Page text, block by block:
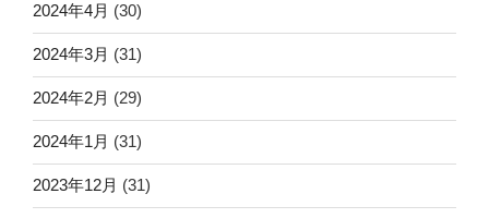
2024年4月 (30)
2024年3月 (31)
2024年2月 (29)
2024年1月 (31)
2023年12月 (31)